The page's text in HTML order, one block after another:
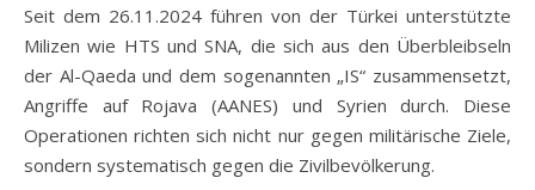
Seit dem 26.11.2024 führen von der Türkei unterstützte
Milizen wie HTS und SNA, die sich aus den Überbleibseln
der Al-Qaeda und dem sogenannten „IS“ zusammensetzt,
Angriffe auf Rojava (AANES) und Syrien durch. Diese
Operationen richten sich nicht nur gegen militärische Ziele,
sondern systematisch gegen die Zivilbevölkerung.